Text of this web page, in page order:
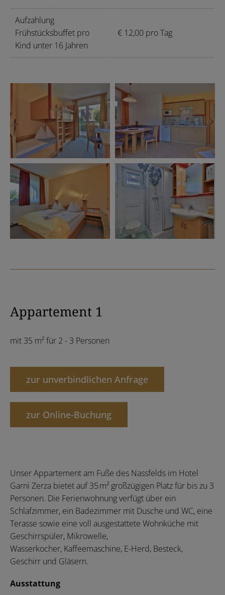
Aufzahlung
Frühstücksbuffet pro
Kind unter 16 Jahren
€ 12,00 pro Tag
Appartement 1
mit 35 m² für 2 - 3 Personen
zur unverbindlichen Anfrage
zur Online-Buchung
Unser Appartement am Fuße des Nassfelds im Hotel
Garni Zerza bietet auf 35 m² großzügigen Platz für bis zu 3
Personen. Die Ferienwohnung verfügt über ein
Schlafzimmer, ein Badezimmer mit Dusche und WC, eine
Terasse sowie eine voll ausgestattete Wohnküche mit
Geschirrspüler, Mikrowelle,
Wasserkocher, Kaffeemaschine, E-Herd, Besteck,
Geschirr und Gläsern.
Ausstattung